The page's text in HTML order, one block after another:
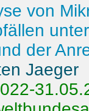
von
der
Jaeger